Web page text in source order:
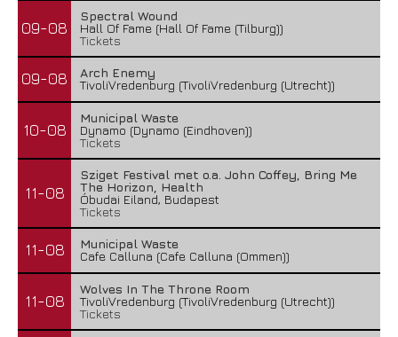
09-08
Spectral Wound
Hall Of Fame (Hall Of Fame (Tilburg))
Tickets
09-08
Arch Enemy
TivoliVredenburg (TivoliVredenburg (Utrecht))
10-08
Municipal Waste
Dynamo (Dynamo (Eindhoven))
Tickets
11-08
Sziget Festival met o.a. John Coffey, Bring Me
The Horizon, Health
Óbudai Eiland, Budapest
Tickets
11-08
Municipal Waste
Cafe Calluna (Cafe Calluna (Ommen))
11-08
Wolves In The Throne Room
TivoliVredenburg (TivoliVredenburg (Utrecht))
Tickets